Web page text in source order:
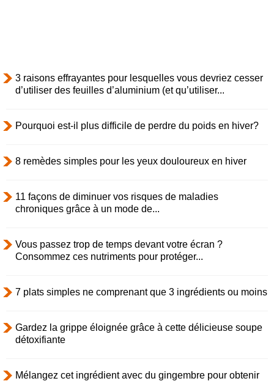
3 raisons effrayantes pour lesquelles vous devriez cesser
d’utiliser des feuilles d’aluminium (et qu’utiliser...
Pourquoi est-il plus difficile de perdre du poids en hiver?
8 remèdes simples pour les yeux douloureux en hiver
11 façons de diminuer vos risques de maladies
chroniques grâce à un mode de...
Vous passez trop de temps devant votre écran ?
Consommez ces nutriments pour protéger...
7 plats simples ne comprenant que 3 ingrédients ou moins
Gardez la grippe éloignée grâce à cette délicieuse soupe
détoxifiante
Mélangez cet ingrédient avec du gingembre pour obtenir